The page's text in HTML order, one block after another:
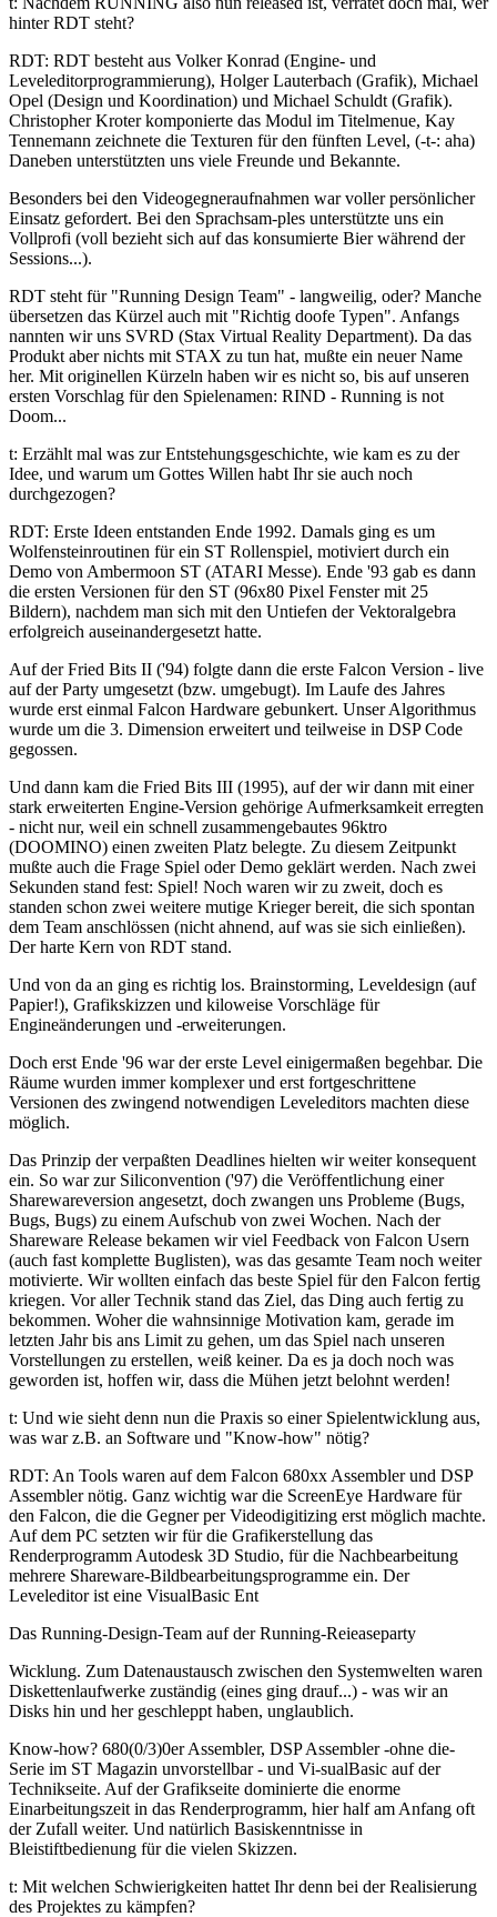
hinter RDT steht?
RDT: RDT besteht aus Volker Konrad (Engine- und
Leveleditorprogrammierung), Holger Lauterbach (Grafik), Michael
Opel (Design und Koordination) und Michael Schuldt (Grafik).
Christopher Kroter komponierte das Modul im Titelmenue, Kay
Tennemann zeichnete die Texturen für den fünften Level, (-t-: aha)
Daneben unterstützten uns viele Freunde und Bekannte.
Besonders bei den Videogegneraufnahmen war voller persönlicher
Einsatz gefordert. Bei den Sprachsam-ples unterstützte uns ein
Vollprofi (voll bezieht sich auf das konsumierte Bier während der
Sessions...).
RDT steht für "Running Design Team" - langweilig, oder? Manche
übersetzen das Kürzel auch mit "Richtig doofe Typen". Anfangs
nannten wir uns SVRD (Stax Virtual Reality Department). Da das
Produkt aber nichts mit STAX zu tun hat, mußte ein neuer Name
her. Mit originellen Kürzeln haben wir es nicht so, bis auf unseren
ersten Vorschlag für den Spielenamen: RIND - Running is not
Doom...
t: Erzählt mal was zur Entstehungsgeschichte, wie kam es zu der
Idee, und warum um Gottes Willen habt Ihr sie auch noch
durchgezogen?
RDT: Erste Ideen entstanden Ende 1992. Damals ging es um
Wolfensteinroutinen für ein ST Rollenspiel, motiviert durch ein
Demo von Ambermoon ST (ATARI Messe). Ende '93 gab es dann
die ersten Versionen für den ST (96x80 Pixel Fenster mit 25
Bildern), nachdem man sich mit den Untiefen der Vektoralgebra
erfolgreich auseinandergesetzt hatte.
Auf der Fried Bits II ('94) folgte dann die erste Falcon Version - live
auf der Party umgesetzt (bzw. umgebugt). Im Laufe des Jahres
wurde erst einmal Falcon Hardware gebunkert. Unser Algorithmus
wurde um die 3. Dimension erweitert und teilweise in DSP Code
gegossen.
Und dann kam die Fried Bits III (1995), auf der wir dann mit einer
stark erweiterten Engine-Version gehörige Aufmerksamkeit erregten
- nicht nur, weil ein schnell zusammengebautes 96ktro
(DOOMINO) einen zweiten Platz belegte. Zu diesem Zeitpunkt
mußte auch die Frage Spiel oder Demo geklärt werden. Nach zwei
Sekunden stand fest: Spiel! Noch waren wir zu zweit, doch es
standen schon zwei weitere mutige Krieger bereit, die sich spontan
dem Team anschlössen (nicht ahnend, auf was sie sich einließen).
Der harte Kern von RDT stand.
Und von da an ging es richtig los. Brainstorming, Leveldesign (auf
Papier!), Grafikskizzen und kiloweise Vorschläge für
Engineänderungen und -erweiterungen.
Doch erst Ende '96 war der erste Level einigermaßen begehbar. Die
Räume wurden immer komplexer und erst fortgeschrittene
Versionen des zwingend notwendigen Leveleditors machten diese
möglich.
Das Prinzip der verpaßten Deadlines hielten wir weiter konsequent
ein. So war zur Siliconvention ('97) die Veröffentlichung einer
Sharewareversion angesetzt, doch zwangen uns Probleme (Bugs,
Bugs, Bugs) zu einem Aufschub von zwei Wochen. Nach der
Shareware Release bekamen wir viel Feedback von Falcon Usern
(auch fast komplette Buglisten), was das gesamte Team noch weiter
motivierte. Wir wollten einfach das beste Spiel für den Falcon fertig
kriegen. Vor aller Technik stand das Ziel, das Ding auch fertig zu
bekommen. Woher die wahnsinnige Motivation kam, gerade im
letzten Jahr bis ans Limit zu gehen, um das Spiel nach unseren
Vorstellungen zu erstellen, weiß keiner. Da es ja doch noch was
geworden ist, hoffen wir, dass die Mühen jetzt belohnt werden!
t: Und wie sieht denn nun die Praxis so einer Spielentwicklung aus,
was war z.B. an Software und "Know-how" nötig?
RDT: An Tools waren auf dem Falcon 680xx Assembler und DSP
Assembler nötig. Ganz wichtig war die ScreenEye Hardware für
den Falcon, die die Gegner per Videodigitizing erst möglich machte.
Auf dem PC setzten wir für die Grafikerstellung das
Renderprogramm Autodesk 3D Studio, für die Nachbearbeitung
mehrere Shareware-Bildbearbeitungsprogramme ein. Der
Leveleditor ist eine VisualBasic Ent
Das Running-Design-Team auf der Running-Reieaseparty
Wicklung. Zum Datenaustausch zwischen den Systemwelten waren
Diskettenlaufwerke zuständig (eines ging drauf...) - was wir an
Disks hin und her geschleppt haben, unglaublich.
Know-how? 680(0/3)0er Assembler, DSP Assembler -ohne die-
Serie im ST Magazin unvorstellbar - und Vi-sualBasic auf der
Technikseite. Auf der Grafikseite dominierte die enorme
Einarbeitungszeit in das Renderprogramm, hier half am Anfang oft
der Zufall weiter. Und natürlich Basiskenntnisse in
Bleistiftbedienung für die vielen Skizzen.
t: Mit welchen Schwierigkeiten hattet Ihr denn bei der Realisierung
des Projektes zu kämpfen?